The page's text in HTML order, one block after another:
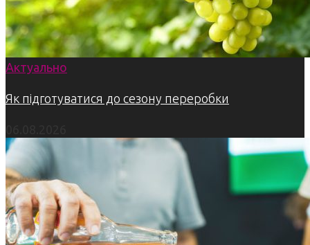
Актуально
Як підготуватися до сезону переробки